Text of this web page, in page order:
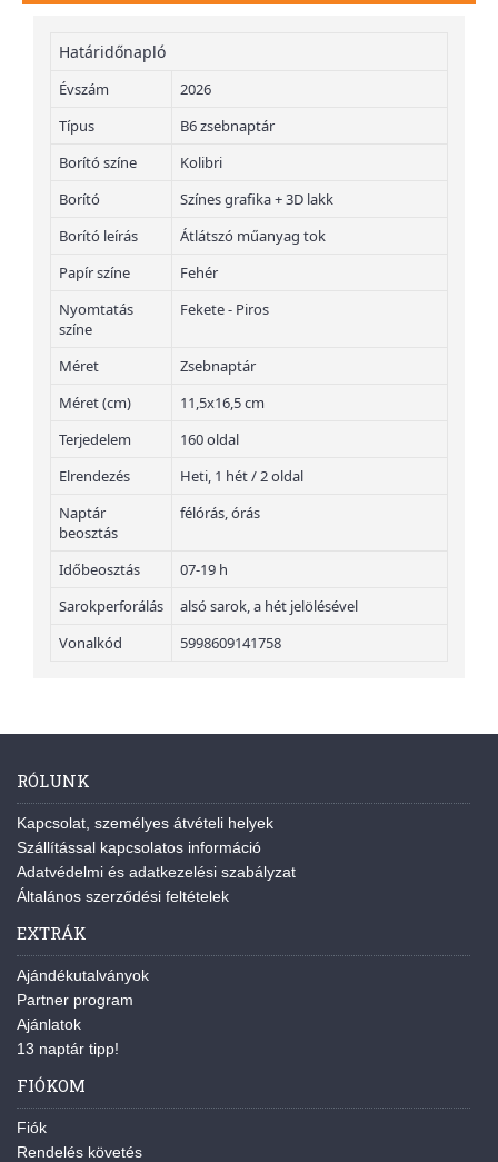
Határidőnapló
Évszám
2026
Típus
B6 zsebnaptár
Borító színe
Kolibri
Borító
Színes grafika + 3D lakk
Borító leírás
Átlátszó műanyag tok
Papír színe
Fehér
Nyomtatás
színe
Fekete - Piros
Méret
Zsebnaptár
Méret (cm)
11,5x16,5 cm
Terjedelem
160 oldal
Elrendezés
Heti, 1 hét / 2 oldal
Naptár
beosztás
félórás, órás
Időbeosztás
07-19 h
Sarokperforálás
alsó sarok, a hét jelölésével
Vonalkód
5998609141758
RÓLUNK
Kapcsolat, személyes átvételi helyek
Szállítással kapcsolatos információ
Adatvédelmi és adatkezelési szabályzat
Általános szerződési feltételek
EXTRÁK
Ajándékutalványok
Partner program
Ajánlatok
13 naptár tipp!
FIÓKOM
Fiók
Rendelés követés